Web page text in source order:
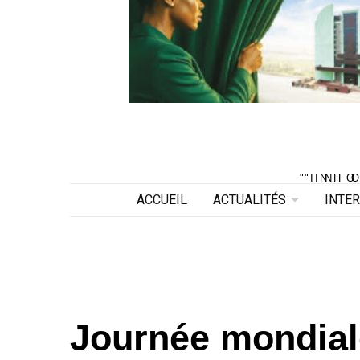
ACCUEIL ACTUALITÉS
Journée